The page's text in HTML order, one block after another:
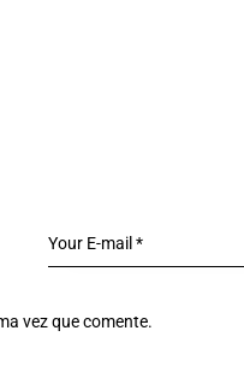
vez que comente.